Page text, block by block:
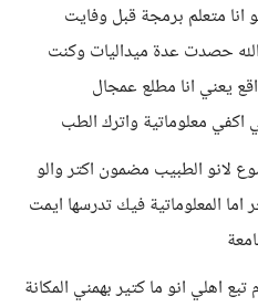
انا متعلم برمجة قبل وفايت
حصدت عدة ميداليات وكنت
يعني انا مطلع عمجال
اكفي معلوماتية واترك الطب
لانو الطبيب مضمون اكتر والو
المعلوماتية فيك تدرسها ايمت
اهلي انو ما كتير بهمني المكانة